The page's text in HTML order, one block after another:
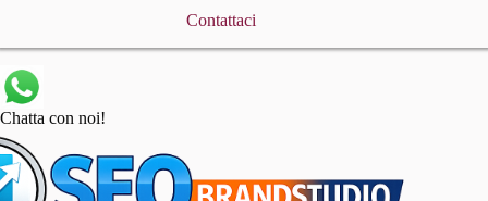
Contattaci
Chatta con noi!